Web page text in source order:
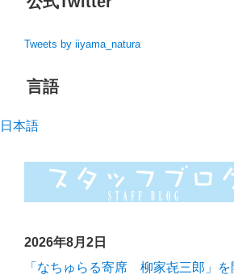
Tweets by iiyama_natura
言語
日本語
2026年8月2日
「なちゅらる寄席 柳家㐂三郎」を